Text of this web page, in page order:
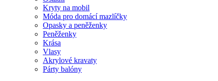
Kryty na mobil
Móda pro domácí mazlíčky
Opasky a peněženky
Peněženky
Krása
Vlasy
Akrylové kravaty
Párty balóny